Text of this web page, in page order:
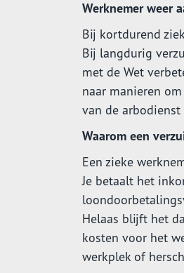
Werknemer weer
Bij kortdurend
Bij langdurig
met de Wet
naar manieren
van de
Waarom een
Een zieke
Je betaalt het
Helaas blijft het
kosten voor het
werkplek of